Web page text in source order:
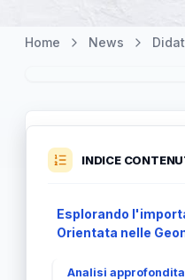
Home News
INDICE
Esplorando
Orientata nelle
Analisi